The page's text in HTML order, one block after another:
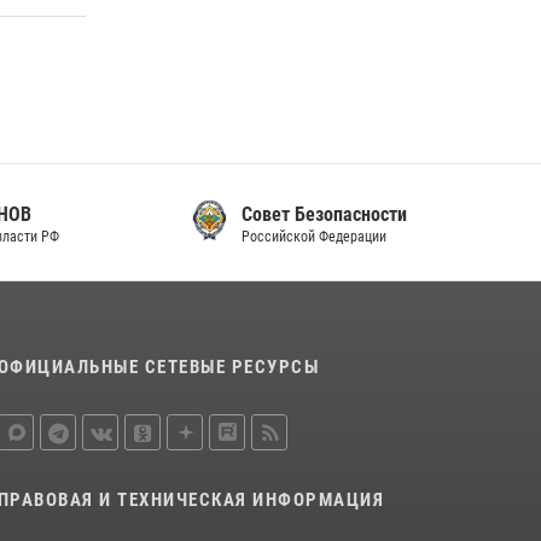
В Росгвардии прошла военно-научная
Совет Безопасности
Российской Федерации
СЕТЕВЫЕ РЕСУРСЫ
ПРАВОВАЯ И ТЕХНИЧЕСКАЯ ИНФОРМАЦИЯ